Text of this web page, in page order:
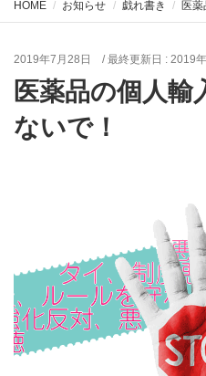
HOME お知らせ 戯れ書き 医
2019年7月28日 / 最終更新日 : 2019
医薬品の個人輸
ないで！